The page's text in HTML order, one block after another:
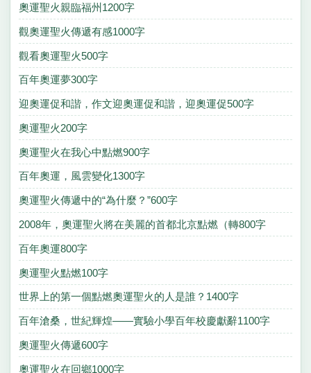
奧運聖火親臨福州1200字
觀奧運聖火傳遞有感1000字
觀看奧運聖火500字
百年奧運夢300字
迎奧運促和諧，作文迎奧運促和諧，迎奧運促500字
奧運聖火200字
奧運聖火在我心中點燃900字
百年奧運，風雲變化1300字
奧運聖火傳遞中的“為什麼？”600字
2008年，奧運聖火將在美麗的首都北京點燃（轉800字
百年奧運800字
奧運聖火點燃100字
世界上的第一個點燃奧運聖火的人是誰？1400字
百年滄桑，世紀輝煌——實驗小學百年校慶獻辭1100字
奧運聖火傳遞600字
奧運聖火在回鄉1000字